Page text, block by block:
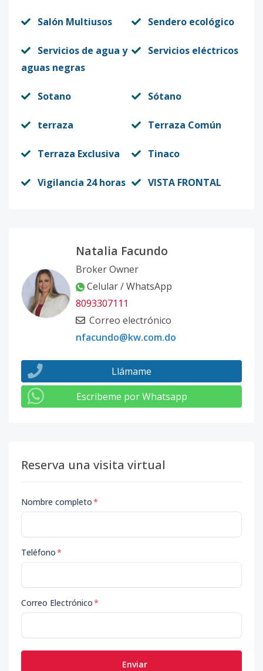
Salón Multiusos Sendero ecológico
Servicios de agua y
aguas negras
Servicios eléctricos
Sotano Sótano
terraza Terraza Común
Terraza Exclusiva Tinaco
Vigilancia 24 horas VISTA FRONTAL
Natalia Facundo
Broker Owner
Celular / WhatsApp
8093307111
Correo electrónico
nfacundo@kw.com.do
Llámame
Escribeme por Whatsapp
Reserva una visita virtual
Nombre completo*
Teléfono*
Correo Electrónico*
Enviar